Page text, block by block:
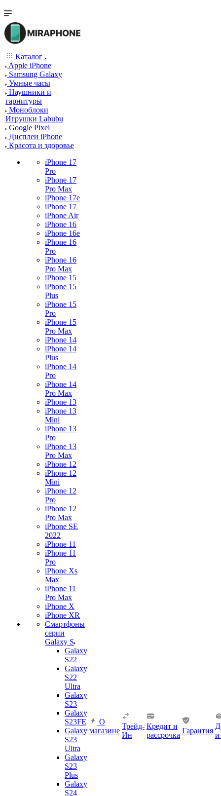
Каталог
Apple iPhone
Samsung Galaxy
Умные часы
Наушники и
гарнитуры
Моноблоки
Игрушки Labubu
Google Pixel
Дисплеи iPhone
Красота и здоровье
iPhone 17
Pro
iPhone 17
Pro Max
iPhone 17e
iPhone 17
iPhone Air
iPhone 16
iPhone 16e
iPhone 16
Pro
iPhone 16
Pro Max
iPhone 15
iPhone 15
Plus
iPhone 15
Pro
iPhone 15
Pro Max
iPhone 14
iPhone 14
Plus
iPhone 14
Pro
iPhone 14
Pro Max
iPhone 13
iPhone 13
Mini
iPhone 13
Pro
iPhone 13
Pro Max
iPhone 12
iPhone 12
Mini
iPhone 12
Pro
iPhone 12
Pro Max
iPhone SE
2022
iPhone 11
iPhone 11
Pro
iPhone Xs
Max
iPhone 11
Pro Max
iPhone X
iPhone XR
Смартфоны
серии
Galaxy S
Galaxy
S22
Galaxy
S22
Ultra
Galaxy
S23
Galaxy
S23FE
Galaxy
S23
Ultra
Galaxy
S23
Plus
Galaxy
S24
О
магазине
Трейд-
Ин
Кредит и
рассрочка
Гарантия
и